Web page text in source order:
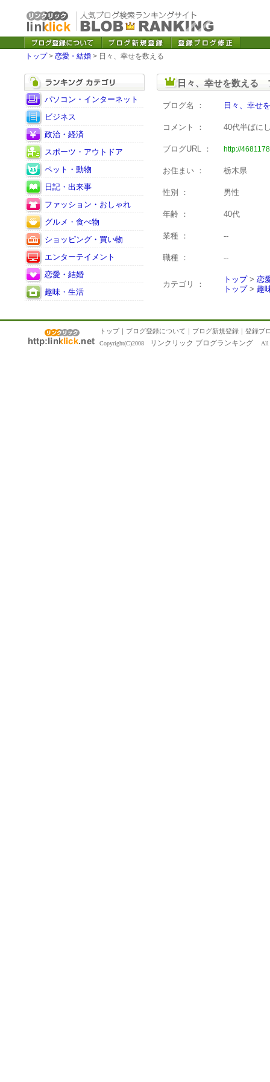
トップ> 恋愛・結婚 > 日々、幸せを数える
パソコン・インターネット
ビジネス
政治・経済
スポーツ・アウトドア
ペット・動物
日記・出来事
ファッション・おしゃれ
グルメ・食べ物
ショッピング・買い物
エンターテイメント
恋愛・結婚
趣味・生活
日々、幸せを数える
ブログ名 ： 日々、幸せ
コメント ： 40代半ばに
ブログURL ： http://
お住まい ： 栃木県
性別 ： 男性
年齢 ： 40代
業種 ： --
職種 ： --
カテゴリ ：
トップ> 恋
トップ> 趣
トップ｜ ブログ登録について ｜ ブログ新規登録 ｜ 登録ブ
Copyright(C)2008 リンクリック ブログランキング All